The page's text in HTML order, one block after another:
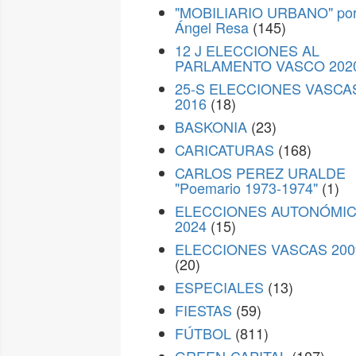
"MOBILIARIO URBANO"
Ángel Resa (145)
12 J ELECCIONES AL
PARLAMENTO VASCO
25-S ELECCIONES
2016 (18)
BASKONIA (23)
CARICATURAS (168)
CARLOS PEREZ URALDE
"Poemario 1973-1974" (1)
ELECCIONES
2024 (15)
ELECCIONES VASCAS
(20)
ESPECIALES (13)
FIESTAS (59)
FÚTBOL (811)